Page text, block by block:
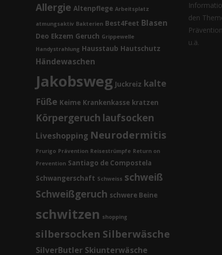
Allergie Altenpflege Arbeitsplatz
atmungsaktiv Bakterien Best4Feet Blasen
Deo Ekzem Geruch Grippewelle
Handystrahlung Hausstaub Hautschutz
Händewaschen
Jakobsweg Juckreiz kalte
Füße Keime Krankenkasse kratzen
Körpergeruch laufsocken
Liveshopping Neurodermitis
Prurigo Prävention Reisestrümpfe Return on
Prevention Santiago de Compostela
Schwangerschaft Schweiss schweiß
Schweißgeruch schwere Beine
schwitzen shopping
silbersocken Silberwäsche
SilverButler Skiunterwäsche
den
u.ä.